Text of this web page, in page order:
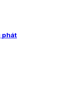
phát